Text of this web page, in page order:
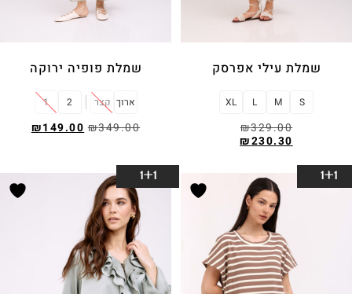
שמלת עילי אפרסק
S
M
L
XL
₪329.00
₪230.30
בחר אפשרויות
שמלת פופיה ירוקה
ארוך קצר 2
1
₪349.00
₪149.00
1+1
1+1